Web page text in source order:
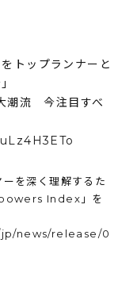
トップランナーと
潮流 今注目すべ
を深く理解するた
Index」を
news/release/0